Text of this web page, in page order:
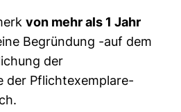
von mehr als 1 Jahr
Begründung -auf dem
der
der Pflichtexemplare-